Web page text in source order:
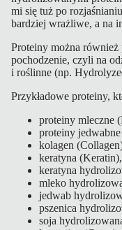
mi się tuż po
bardziej wrażliwe, a na
Proteiny można
pochodzenie, czyli na
i roślinne (np.
Przykładowe proteiny,
proteiny mleczne
proteiny
kolagen
keratyna (Keratin),
keratyna
mleko
jedwab
pszenica
soja